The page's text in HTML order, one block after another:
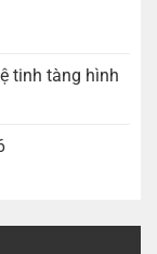
tinh tàng hình